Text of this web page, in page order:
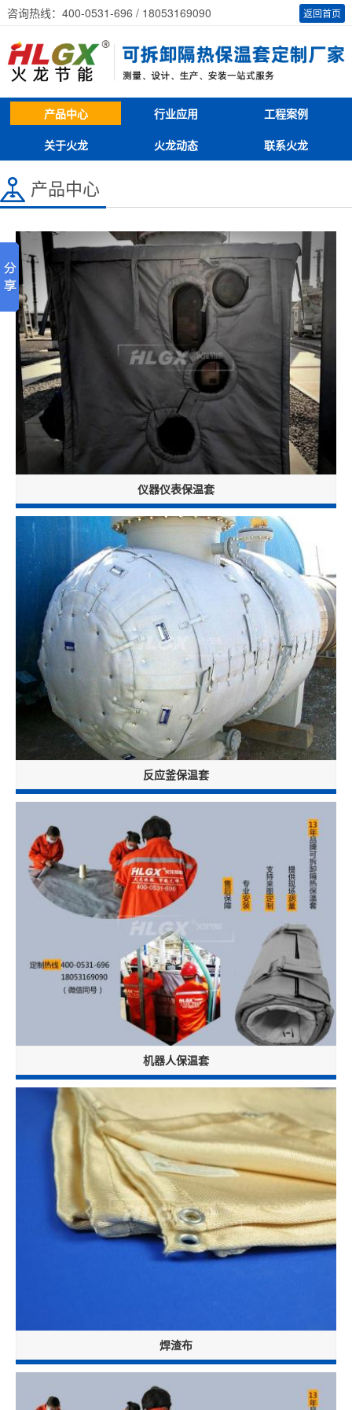
返回首页
咨询热线：400-0531-696 / 18053169090
产品中心 行业应用
工程案例
关于火龙
火龙动态 联系火龙
产品中心
仪器仪表保温套
反应釜保温套
机器人保温套
焊渣布